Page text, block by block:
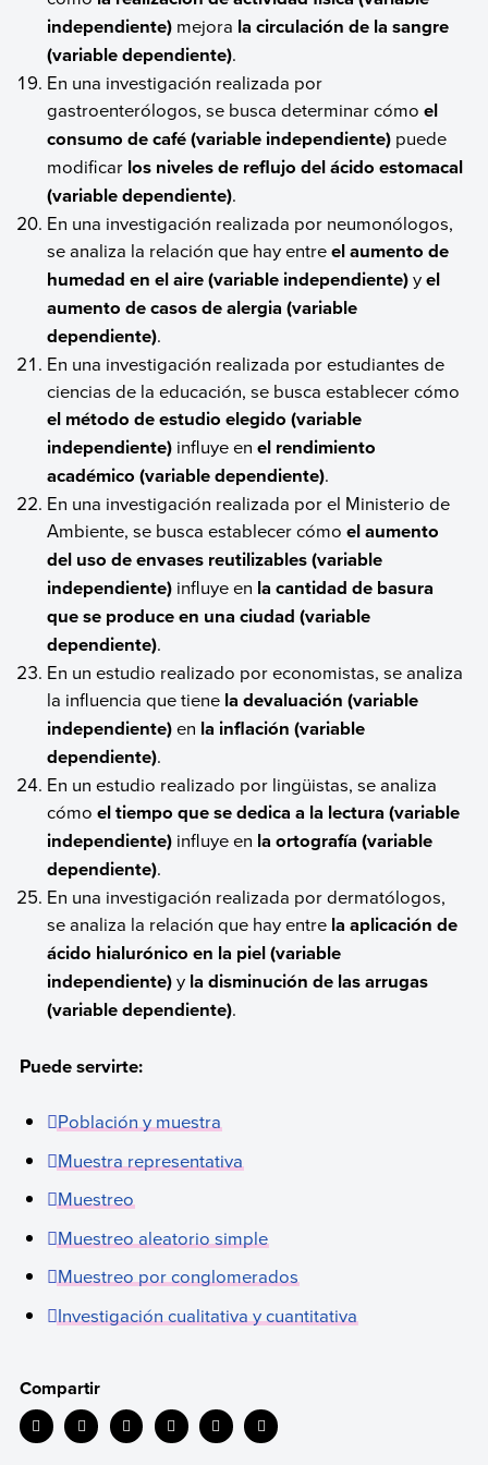
independiente) mejora la circulación de la sangre
(variable dependiente).
En una investigación realizada por
gastroenterólogos, se busca determinar cómoel
consumo de café (variable independiente) puede
modificar los niveles de reflujo del ácido estomacal
(variable dependiente).
En una investigación realizada por neumonólogos,
se analiza la relación que hay entreel aumento de
humedad en el aire (variable independiente)yel
aumento de casos de alergia (variable
dependiente).
En una investigación realizada por estudiantes de
ciencias de la educación, se busca establecer cómo
el método de estudio elegido (variable
independiente) influye en el rendimiento
académico (variable dependiente).
En una investigación realizada por el Ministerio de
Ambiente, se busca establecer cómoel aumento
del uso de envases reutilizables (variable
independiente) influye en la cantidad de basura
que se produce en una ciudad (variable
dependiente).
En un estudio realizado por economistas, se analiza
la influencia que tiene la devaluación (variable
independiente)en la inflación (variable
dependiente).
En un estudio realizado por lingüistas, se analiza
cómoel tiempo que se dedica a la lectura (variable
independiente) influye en la ortografía (variable
dependiente).
En una investigación realizada por dermatólogos,
se analiza la relación que hay entre la aplicación de
ácido hialurónico en la piel (variable
independiente)y la disminución de las arrugas
(variable dependiente).
Puede servirte:
Población y muestra
Muestra representativa
Muestreo
Muestreo aleatorio simple
Muestreo por conglomerados
Investigación cualitativa y cuantitativa
Compartir